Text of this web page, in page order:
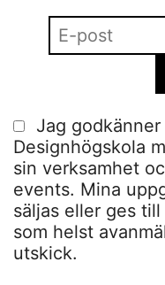
Jag
Designhögskola
sin verksamhet
events. Mina
säljas eller ges
som helst
utskick.